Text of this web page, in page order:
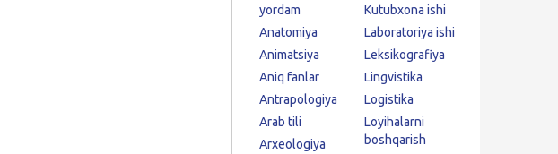
yordam
Anatomiya
Animatsiya
Aniq fanlar
Antrapologiya
Arab tili
Arxeologiya
Kutubxona ishi
Laboratoriya ishi
Leksikografiya
Lingvistika
Logistika
Loyihalarni
boshqarish